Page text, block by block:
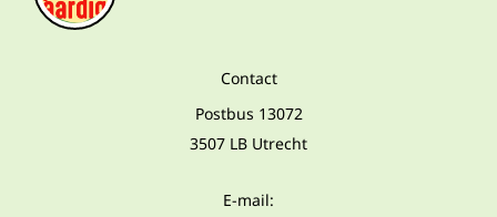
Contact
Postbus 13072
3507 LB Utrecht
E-mail: